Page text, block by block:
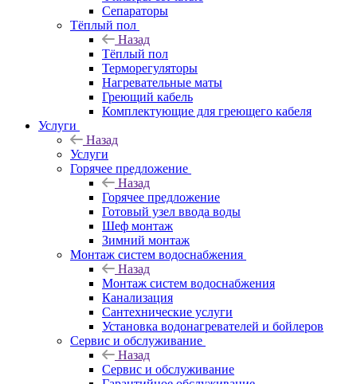
Сепараторы
Тёплый пол
Назад
Тёплый пол
Терморегуляторы
Нагревательные маты
Греющий кабель
Комплектующие для греющего кабеля
Услуги
Назад
Услуги
Горячее предложение
Назад
Горячее предложение
Готовый узел ввода воды
Шеф монтаж
Зимний монтаж
Монтаж систем водоснабжения
Назад
Монтаж систем водоснабжения
Канализация
Сантехнические услуги
Установка водонагревателей и бойлеров
Сервис и обслуживание
Назад
Сервис и обслуживание